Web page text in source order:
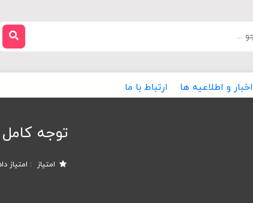
اخبار و اطلاعیه ها ارتباط با ما
توجه
امتیاز امتیاز